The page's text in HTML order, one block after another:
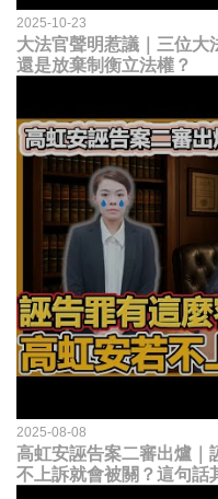
2025-10-23
大法官聲明惹議｜三位大
還是放棄制衡立法權？
2025-08-08
高虹安誣告案二審出爐｜
不上訴就會被關？這句話